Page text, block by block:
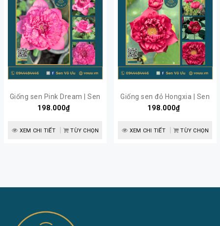
Giống sen Pink Dream | Sen
Vô Ưu
198.000₫
XEM CHI TIẾT TÙY CHỌN
Giống sen đỏ Hongxia | Sen
Vô Ưu
198.000₫
XEM CHI TIẾT TÙY CHỌN